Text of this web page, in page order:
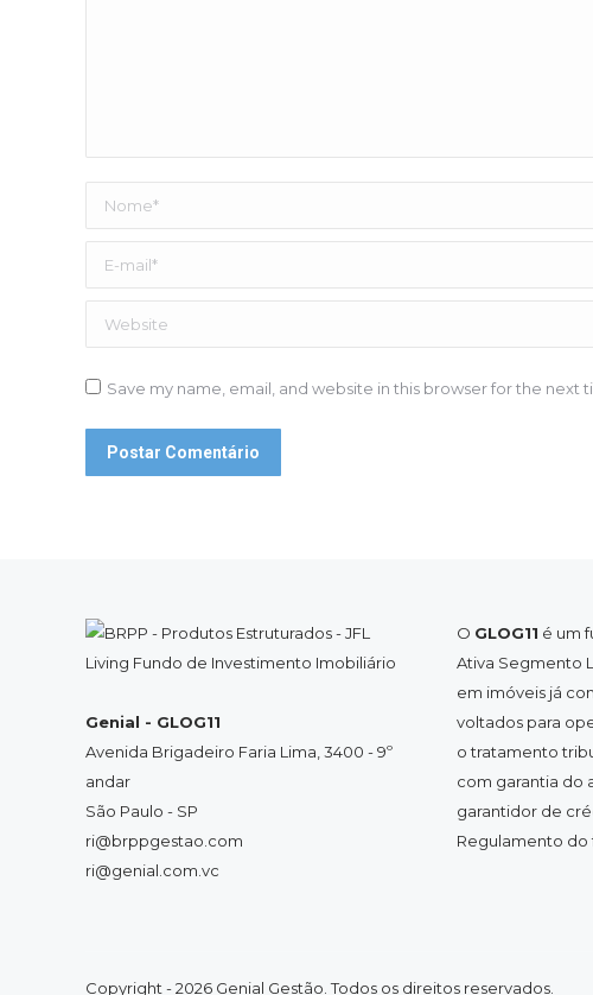
Nome *
E-mail *
Website
Save my name, email, and website in this browser for the next
Postar Comentário
Genial - GLOG11
Avenida Brigadeiro Faria Lima, 3400 - 9º
andar
São Paulo - SP
ri@brppgestao.com
ri@genial.com.vc
O GLOG11 é um
Ativa Segmento
em imóveis já
voltados para
o tratamento
com garantia do
garantidor de
Regulamento do
Copyright - 2026 Genial Gestão. Todos os direitos reservados.